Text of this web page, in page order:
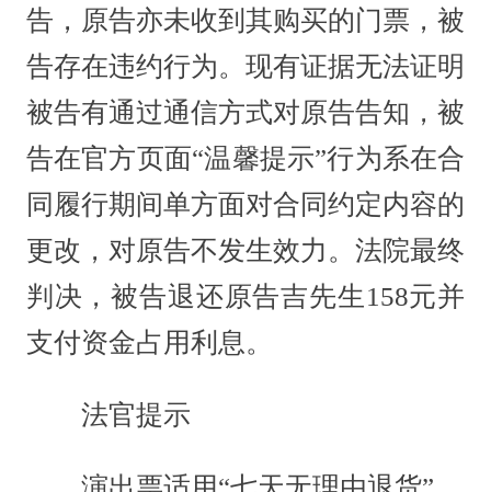
告，原告亦未收到其购买的门票，被
告存在违约行为。现有证据无法证明
被告有通过通信方式对原告告知，被
告在官方页面“温馨提示”行为系在合
同履行期间单方面对合同约定内容的
更改，对原告不发生效力。法院最终
判决，被告退还原告吉先生158元并
支付资金占用利息。
法官提示